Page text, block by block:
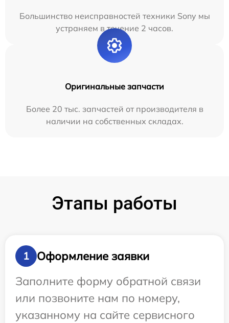
Большинство неисправностей техники Sony мы
устраняем в течение 2 часов.
Оригинальные запчасти
Более 20 тыс. запчастей от производителя в
наличии на собственных складах.
Этапы работы
1
Оформление заявки
Заполните форму обратной связи
или позвоните нам по номеру,
указанному на сайте сервисного